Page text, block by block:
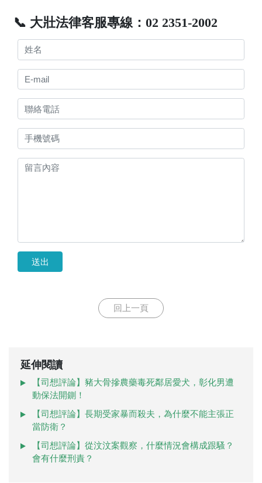
📞 大壯法律客服專線：02 2351-2002
送出
回上一頁
延伸閱讀
【司想評論】豬大骨摻農藥毒死鄰居愛犬，彰化男遭
動保法開鍘！
【司想評論】長期受家暴而殺夫，為什麼不能主張正
當防衛？
【司想評論】從汶汶案觀察，什麼情況會構成跟騷？
會有什麼刑責？